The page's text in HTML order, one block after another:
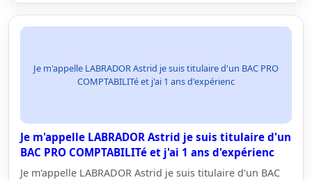
Je m'appelle LABRADOR Astrid je suis titulaire d'un BAC PRO
COMPTABILITé et j'ai 1 ans d'expérienc
Je m'appelle LABRADOR Astrid je suis titulaire d'un
BAC PRO COMPTABILITé et j'ai 1 ans d'expérienc
Je m'appelle LABRADOR Astrid je suis titulaire d'un BAC